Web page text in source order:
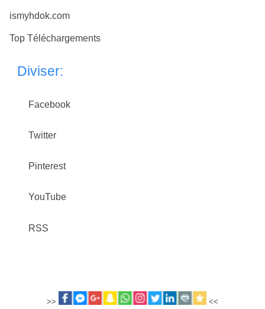
ismyhdok.com
Top Téléchargements
Diviser:
Facebook
Twitter
Pinterest
YouTube
RSS
>> <<